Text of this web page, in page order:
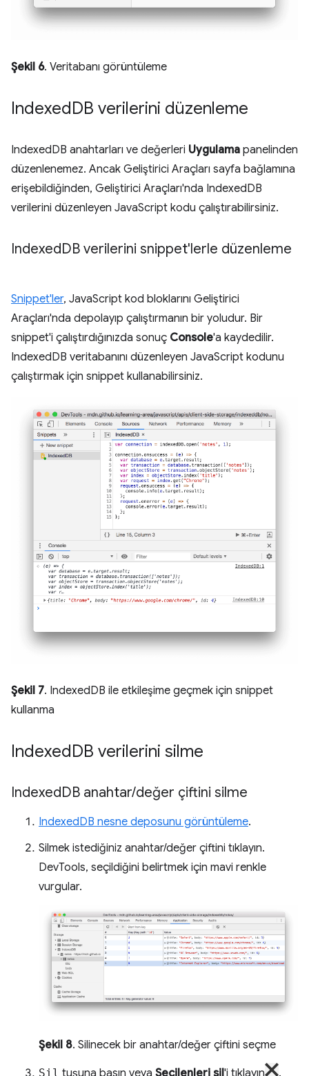
Şekil 6. Veritabanı görüntüleme
IndexedDB verilerini düzenleme
IndexedDB anahtarları ve değerleri Uygulama panelinden
düzenlenemez. Ancak Geliştirici Araçları sayfa bağlamına
erişebildiğinden, Geliştirici Araçları'nda IndexedDB
verilerini düzenleyen JavaScript kodu çalıştırabilirsiniz.
IndexedDB verilerini snippet'lerle düzenleme
Snippet'ler, JavaScript kod bloklarını Geliştirici
Araçları'nda depolayıp çalıştırmanın bir yoludur. Bir
snippet'i çalıştırdığınızda sonuç Console'a kaydedilir.
IndexedDB veritabanını düzenleyen JavaScript kodunu
çalıştırmak için snippet kullanabilirsiniz.
Şekil 7. IndexedDB ile etkileşime geçmek için snippet
kullanma
IndexedDB verilerini silme
IndexedDB anahtar/değer çiftini silme
IndexedDB nesne deposunu görüntüleme.
Silmek istediğiniz anahtar/değer çiftini tıklayın.
DevTools, seçildiğini belirtmek için mavi renkle
vurgular.
Şekil 8. Silinecek bir anahtar/değer çiftini seçme
Sil